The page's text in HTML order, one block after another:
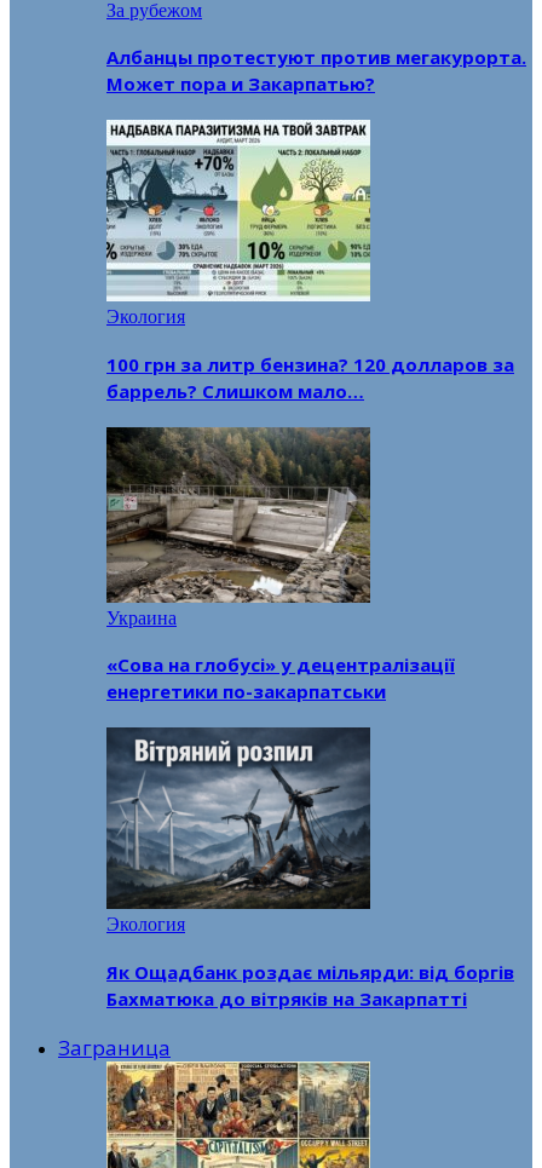
За рубежом
Албанцы протестуют против мегакурорта.
Может пора и Закарпатью?
Экология
100 грн за литр бензина? 120 долларов за
баррель? Слишком мало…
Украина
«Сова на глобусі» у децентралізації
енергетики по-закарпатськи
Экология
Як Ощадбанк роздає мільярди: від боргів
Бахматюка до вітряків на Закарпатті
Заграница